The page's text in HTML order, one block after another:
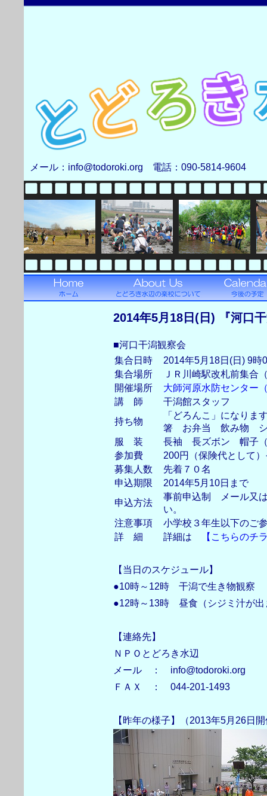
メール：info@todoroki.org 電話：090-5814-9604
2014年5月18日(日) 『河口
■河口干潟観察会
集合日時
2014年5月18日(日) 9時
集合場所
ＪＲ川崎駅改札前集合
開催場所
大師河原水防センター
講 師
干潟館スタッフ
持ち物
「どろんこ」になり
箸 お弁当 飲み物 シ
服 装
長袖 長ズボン 帽子（
参加費
200円（保険代として
募集人数
先着７０名
申込期限
2014年5月10日まで
申込方法
事前申込制 メール又
い。
注意事項
小学校３年生以下のご
詳 細
詳細は 【こちらのチ
【当日のスケジュール】
●10時～12時 干潟で生き物観察
●12時～13時 昼食（シジミ汁が出
【連絡先】
ＮＰＯとどろき水辺
メール ： info@todoroki.org
ＦＡＸ ： 044-201-1493
【昨年の様子】（2013年5月26日